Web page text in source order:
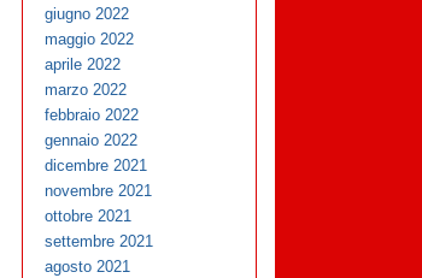
giugno 2022
maggio 2022
aprile 2022
marzo 2022
febbraio 2022
gennaio 2022
dicembre 2021
novembre 2021
ottobre 2021
settembre 2021
agosto 2021